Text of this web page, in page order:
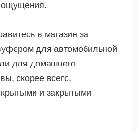
ощущения.
в магазин за
для автомобильной
для домашнего
скорее всего,
и закрытыми